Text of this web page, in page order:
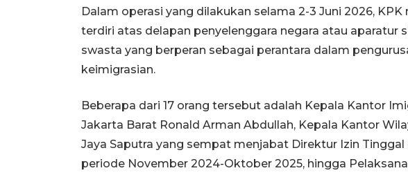
Dalam operasi yang dilakukan selama 2-3 Juni 2026, KPK
terdiri atas delapan penyelenggara negara atau aparatur
swasta yang berperan sebagai perantara dalam
keimigrasian.
Beberapa dari 17 orang tersebut adalah Kepala Kantor
Jakarta Barat Ronald Arman Abdullah, Kepala Kantor
Jaya Saputra yang sempat menjabat Direktur Izin
periode November 2024-Oktober 2025, hingga